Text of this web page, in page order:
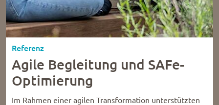
Referenz
Agile Begleitung und SAFe-
Optimierung
Im Rahmen einer agilen Transformation unterstützten